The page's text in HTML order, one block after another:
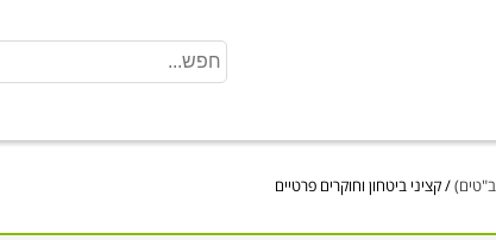
/קציני ביטחון וחוקרים פרטיים